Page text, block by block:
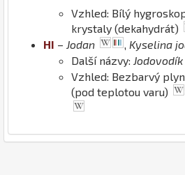
Vzhled: Bílý
krystaly (dekahydrát)
HI – Jodan , Kyselina
Další názvy: Jodovodík
Vzhled: Bezbarvý
(pod teplotou varu)